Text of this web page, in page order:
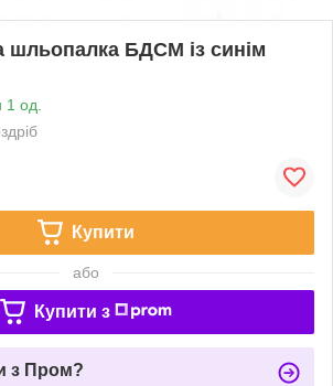
шльопалка БДСМ із синім
1 од.
Купити
або
Купити з
з Пром?